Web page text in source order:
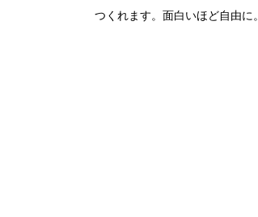
つくれます。面白いほど自由